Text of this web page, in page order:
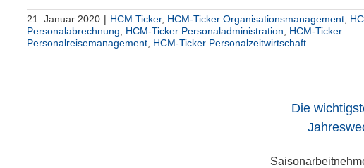
21. Januar 2020 | HCM Ticker, HCM-Ticker Organisationsmanagement
Personalabrechnung
HCM-Ticker Personaladministration
HCM-Ticker
Personalreisemanagement HCM-Ticker Personalzeitwirtschaft
Die